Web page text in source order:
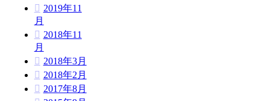
2019年11
月
2018年11
月
2018年3月
2018年2月
2017年8月